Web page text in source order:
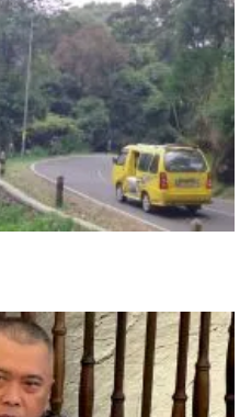
provinsi bebas lubang di